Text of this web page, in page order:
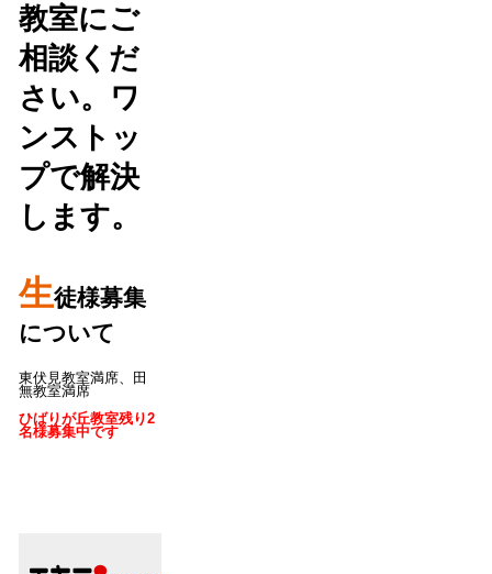
教室にご
相談くだ
さい。ワ
ンストッ
プで解決
します。
生徒様募集
について
東伏見教室満席、田
無教室満席
ひばりが丘教室残り2
名様募集中です